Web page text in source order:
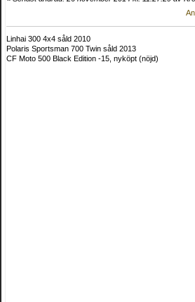
Linhai 300 4x4 såld 2010
Polaris Sportsman 700 Twin såld 2013
CF Moto 500 Black Edition -15, nyköpt (nöjd)